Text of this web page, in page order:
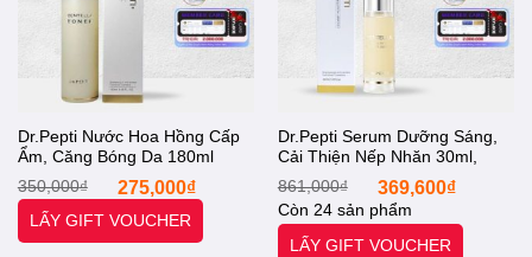
Dr.Pepti Nước Hoa Hồng Cấp
Ẩm, Căng Bóng Da 180ml
Drpepti Centella Toner Ex
[Otel-StarX- Chính Hãng]
350,000₫
Giá
gốc
là:
350,000₫.
275,000₫
LẤY GIFT VOUCHER
Dr.Pepti Serum Dưỡng Sáng,
Cải Thiện Nếp Nhăn 30ml,
Drpepti Centella Dark Spot
Solution Ampoule [Otel-StarX-
Chính Hãng]
861,000₫
Giá
gốc
là:
369,600₫
Còn 24 sản phẩm
LẤY GIFT VOUCHER